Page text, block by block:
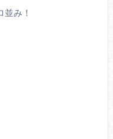
並み！